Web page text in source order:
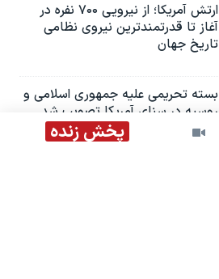
پخش زنده
ارتش آمریکا؛ از نيرویی ۷۰۰ نفره در
آغاز تا قدرتمندترین نیروی نظامی
تاریخ جهان
بسته تحریمی علیه جمهوری اسلامی و
روسیه در سنای آمریکا تصویب شد